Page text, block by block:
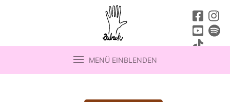
MENÜ EINBLENDEN